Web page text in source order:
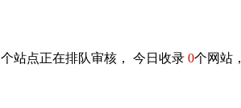
个站点正在排队审核， 今日收录 0个网站，